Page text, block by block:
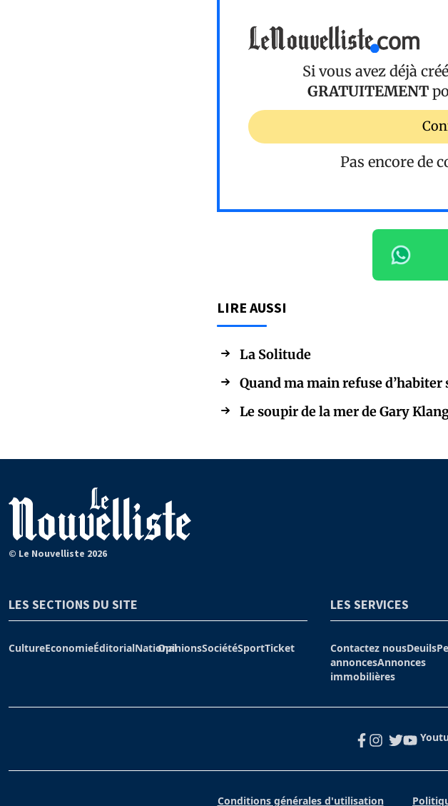
Si vous avez déjà
GRATUITEMENT
Pas encore de
LIRE AUSSI
La Solitude
Quand ma main refuse d’habiter
Le soupir de la mer de Gary
© Le Nouvelliste 2026
LES SECTIONS DU SITE
CultureEconomieÉditorialNationalOpinionsSociétéSportTicket
LES SERVICES
Contactez nousDeuils
annoncesAnnonces
immobilières
Conditions générales d'utilisation